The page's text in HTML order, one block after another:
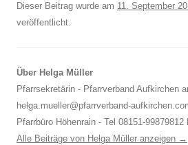
Dieser Beitrag wurde am 11. September
veröffentlicht.
Über Helga Müller
Pfarrsekretärin - Pfarrverband Aufkirchen
helga.mueller@pfarrverband-
Pfarrbüro Höhenrain - Tel 08151-
Alle Beiträge von Helga Müller anzeigen →